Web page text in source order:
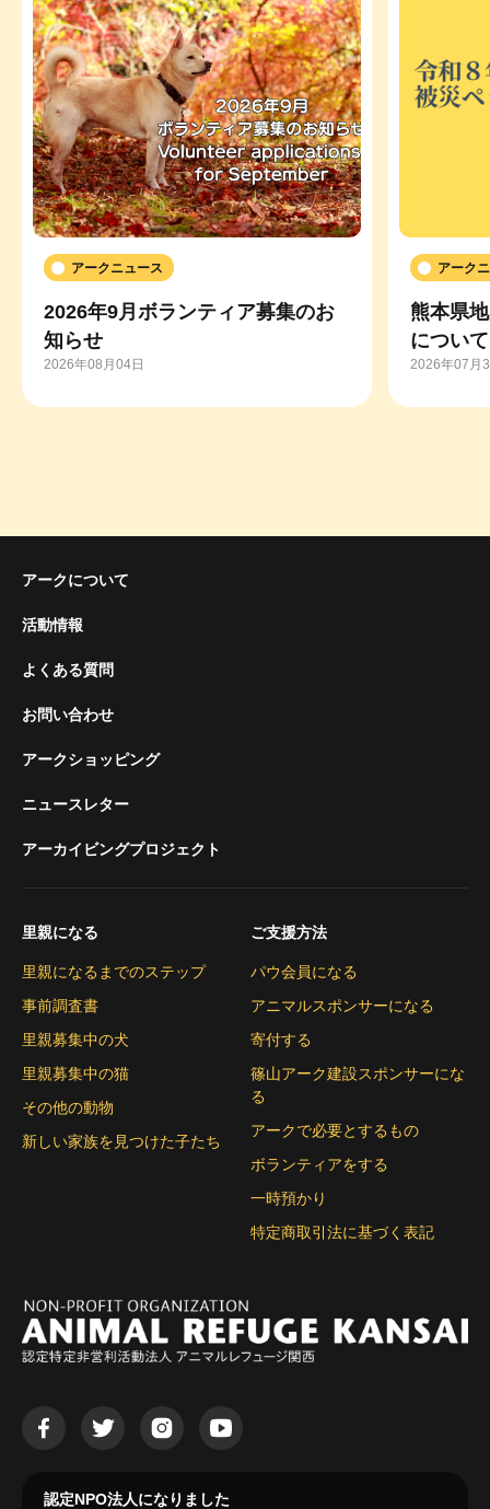
アークニュース
2026年9月ボランティア募集のお
知らせ
2026年08月04日
アーク
熊本県
について
2026年07月
アークについて
活動情報
よくある質問
お問い合わせ
アークショッピング
ニュースレター
アーカイビングプロジェクト
里親になる
里親になるまでのステップ
事前調査書
里親募集中の犬
里親募集中の猫
その他の動物
新しい家族を見つけた子たち
ご支援方法
パウ会員になる
アニマルスポンサーになる
寄付する
篠山アーク建設スポンサーにな
る
アークで必要とするもの
ボランティアをする
一時預かり
特定商取引法に基づく表記
認定NPO法人になりました